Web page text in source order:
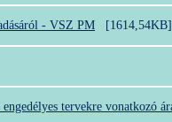
- VSZ PM [1614,54KB]
tervekre vonatkozó